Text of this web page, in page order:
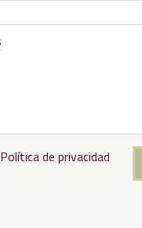
Política de privacidad